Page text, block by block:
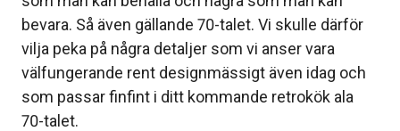
bevara. Så även gällande 70-talet. Vi skulle därför
vilja peka på några detaljer som vi anser vara
välfungerande rent designmässigt även idag och
som passar finfint i ditt kommande retrokök ala
70-talet.